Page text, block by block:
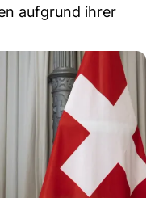
aufgrund ihrer